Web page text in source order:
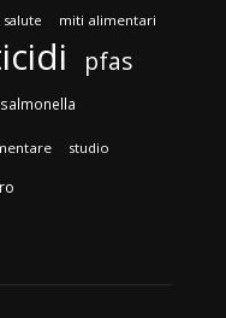
miti alimentari
pfas
salmonella
studio